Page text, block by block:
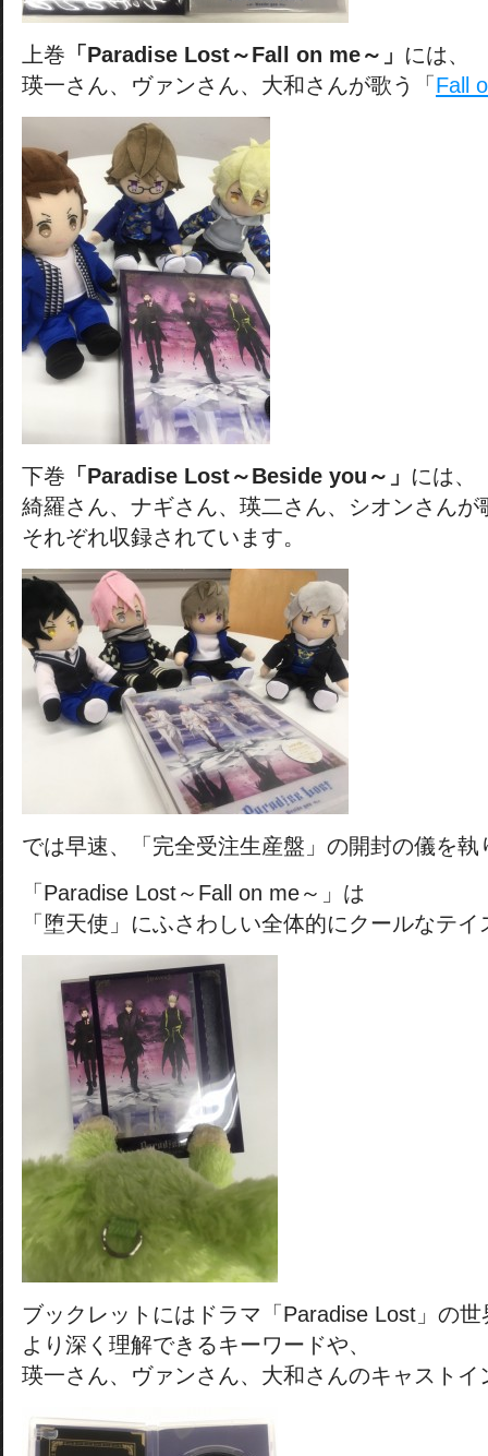
上巻 「Paradise Lost～Fall on me～」 には、
瑛一さん、ヴァンさん、大和さんが歌う「 Fall
下巻 「Paradise Lost～Beside you～」 には、
綺羅さん、ナギさん、瑛二さん、シオンさんが
それぞれ収録されています。
では早速、「完全受注生産盤」の開封の儀を執
「Paradise Lost～Fall on me～」は
「堕天使」にふさわしい全体的にクールなテイ
ブックレットにはドラマ「Paradise Lost」の世
より深く理解できるキーワードや、
瑛一さん、ヴァンさん、大和さんのキャストイ